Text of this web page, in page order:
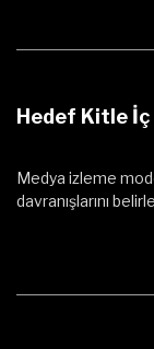
Hedef Kitle
Medya izleme
davranışlarını